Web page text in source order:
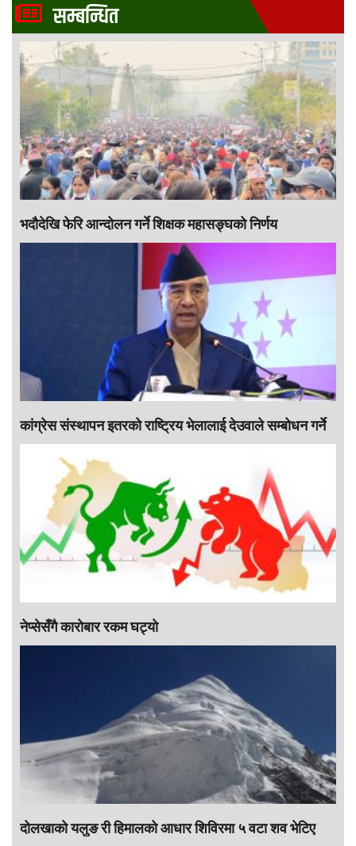
सम्बन्धित
भदौदेखि फेरि आन्दोलन गर्ने शिक्षक महासङ्घको निर्णय
कांग्रेस संस्थापन इतरको राष्ट्रिय भेलालाई देउवाले सम्बोधन गर्ने
नेप्सेसँगै काराेबार रकम घट्याे
दोलखाको यलुङ री हिमालको आधार शिविरमा ५ वटा शव भेटिए